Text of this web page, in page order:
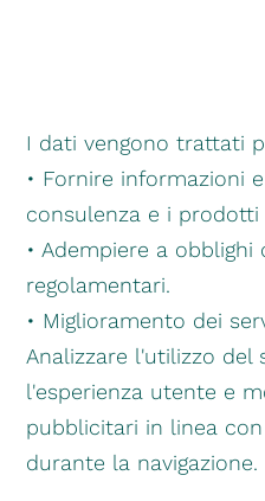
I dati vengono trattati
• Fornire informazioni
consulenza e i prodotti
• Adempiere a obblighi
regolamentari.
• Miglioramento dei
Analizzare l'utilizzo del
l'esperienza utente e
pubblicitari in linea
durante la navigazione.